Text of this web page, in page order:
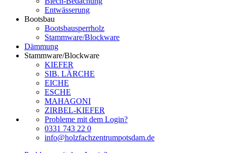
Entwässerung
Bootsbau
Bootsbausperrholz
Stammware/Blockware
Dämmung
Stammware/Blockware
KIEFER
SIB. LÄRCHE
EICHE
ESCHE
MAHAGONI
ZIRBEL-KIEFER
Probleme mit dem Login?
0331 743 22 0
info@holzfachzentrumpotsdam.de